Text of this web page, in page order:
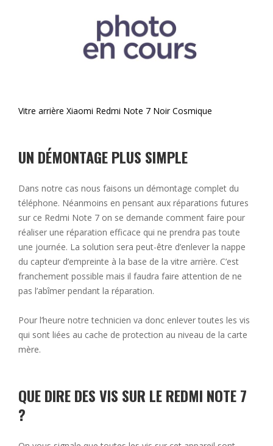
Vitre arrière Xiaomi Redmi Note 7 Noir Cosmique
UN DÉMONTAGE PLUS SIMPLE
Dans notre cas nous faisons un démontage complet du
téléphone. Néanmoins en pensant aux réparations futures
sur ce Redmi Note 7 on se demande comment faire pour
réaliser une réparation efficace qui ne prendra pas toute
une journée. La solution sera peut-être d’enlever la nappe
du capteur d’empreinte à la base de la vitre arrière. C’est
franchement possible mais il faudra faire attention de ne
pas l’abîmer pendant la réparation.
Pour l’heure notre technicien va donc enlever toutes les vis
qui sont liées au cache de protection au niveau de la carte
mère.
QUE DIRE DES VIS SUR LE REDMI NOTE 7
?